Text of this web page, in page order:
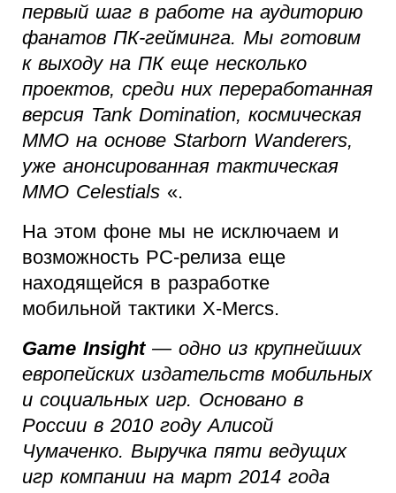
первый шаг в работе на аудиторию
фанатов ПК-гейминга. Мы готовим
к выходу на ПК еще несколько
проектов, среди них переработанная
версия Tank Domination, космическая
ММО на основе Starborn Wanderers,
уже анонсированная тактическая
ММО Celestials «.
На этом фоне мы не исключаем и
возможность PC-релиза еще
находящейся в разработке
мобильной тактики X-Mercs.
Game Insight— одно из крупнейших
европейских издательств мобильных
и социальных игр. Основано в
России в 2010 году Алисой
Чумаченко. Выручка пяти ведущих
игр компании на март 2014 года